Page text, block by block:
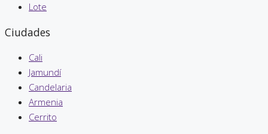
Lote
Ciudades
Cali
Jamundí
Candelaria
Armenia
Cerrito